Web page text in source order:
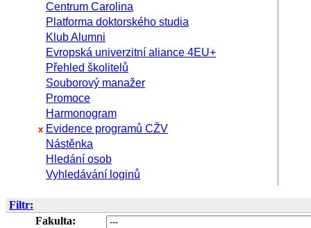
Centrum Carolina
Platforma doktorského studia
Klub Alumni
Evropská univerzitní aliance 4EU+
Přehled školitelů
Souborový manažer
Promoce
Harmonogram
x Evidence programů CŽV
Nástěnka
Hledání osob
Vyhledávání loginů
Filtr:
Fakulta: